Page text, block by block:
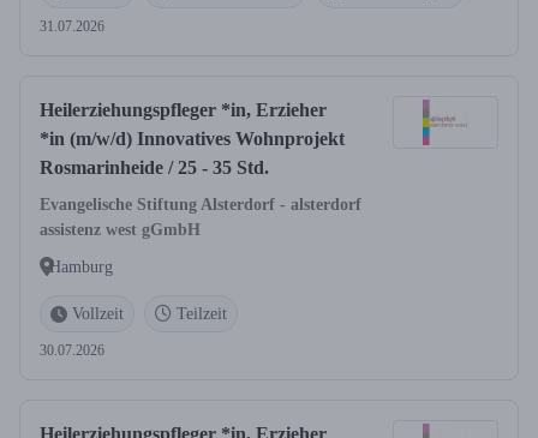
31.07.2026
Heilerziehungspfleger *in, Erzieher
*in (m/w/d) Innovatives Wohnprojekt
Rosmarinheide / 25 - 35 Std.
Evangelische Stiftung Alsterdorf - alsterdorf
assistenz west gGmbH
Hamburg
Vollzeit Teilzeit
30.07.2026
Heilerziehungspfleger *in, Erzieher